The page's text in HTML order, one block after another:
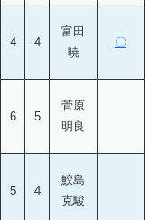
4 4
富田
暁
〇
6 5
菅原
明良
5 4
鮫島
克駿